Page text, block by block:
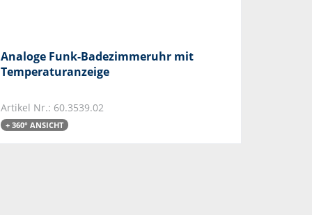
Analoge Funk-Badezimmeruhr mit
Temperaturanzeige
Artikel Nr.: 60.3539.02
+ 360° ANSICHT